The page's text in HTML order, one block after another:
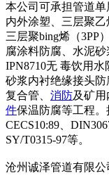
本公司可承担管道
内外涂塑、三层聚乙
三层聚bing烯（3PP
腐涂料防腐、水泥
IPN8710无 毒饮用
砂浆内衬绝缘接头
复合管、 消防及矿
件保温防腐等工程。
CECS10:89、
SY/T0315-97等。
沧州诚泽管道有限